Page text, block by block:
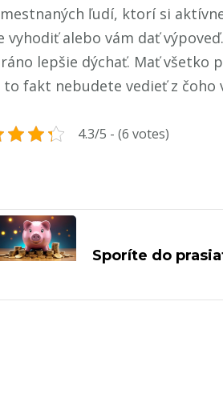
ľudí, ktorí si
vyhodiť alebo vám dať
lepšie dýchať. Mať
to fakt nebudete vedieť z čoho
4.3/5 - (6 votes)
Sporíte do